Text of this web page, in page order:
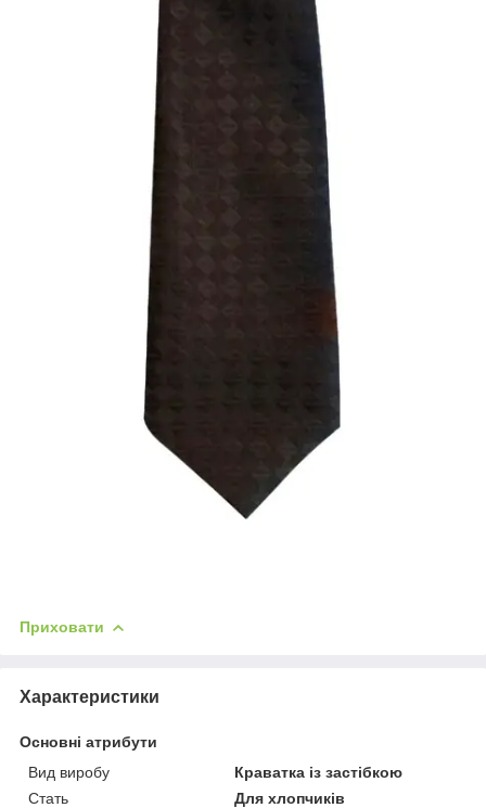
Приховати
Характеристики
Основні атрибути
Вид виробу
Краватка із застібкою
Стать
Для хлопчиків